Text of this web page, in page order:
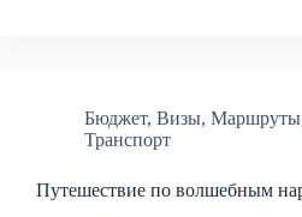
Бюджет, Визы, Маршруты
Транспорт
Путешествие по волшебным